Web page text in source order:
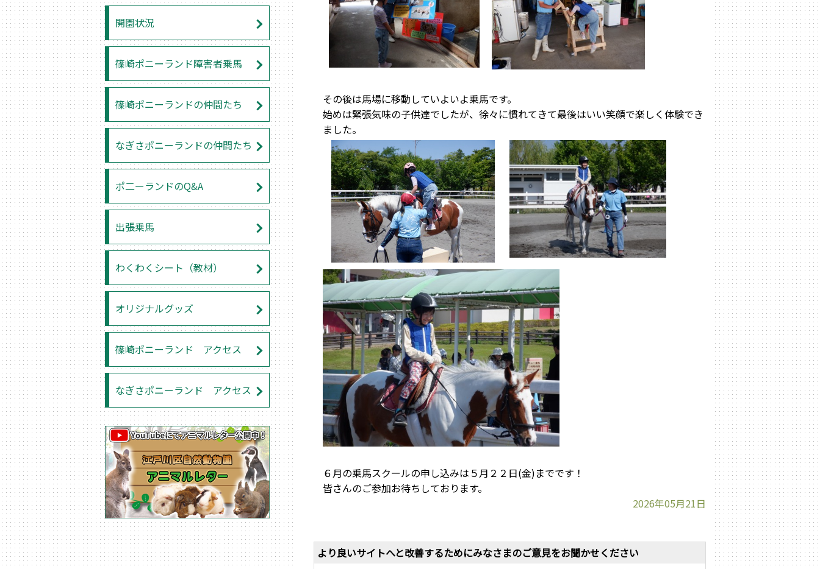
その後は馬場に移動していよいよ乗馬です。
始めは緊張気味の子供達でしたが、徐々に慣れてきて最後はいい笑顔で楽しく体験でき
ました。
６月の乗馬スクールの申し込みは５月２２日(金)までです！
皆さんのご参加お待ちしております。
2026年05月21日
より良いサイトへと改善するためにみなさまのご意見をお聞かせください
開園状況
篠崎ポニーランド障害者乗馬
篠崎ポニーランドの仲間たち
なぎさポニーランドの仲間たち
ポ二ーランドのQ&A
出張乗馬
わくわくシート（教材）
オリジナルグッズ
篠崎ポニーランド アクセス
なぎさポニーランド アクセス